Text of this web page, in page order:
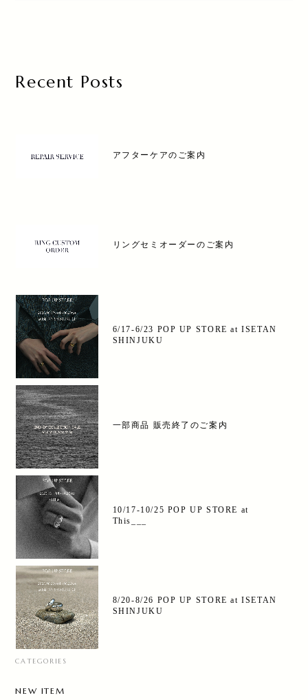
Recent Posts
アフターケアのご案内
リングセミオーダーのご案内
6/17-6/23 POP UP STORE at ISETAN
SHINJUKU
一部商品 販売終了のご案内
10/17-10/25 POP UP STORE at
This___
8/20-8/26 POP UP STORE at ISETAN
SHINJUKU
CATEGORIES
NEW ITEM